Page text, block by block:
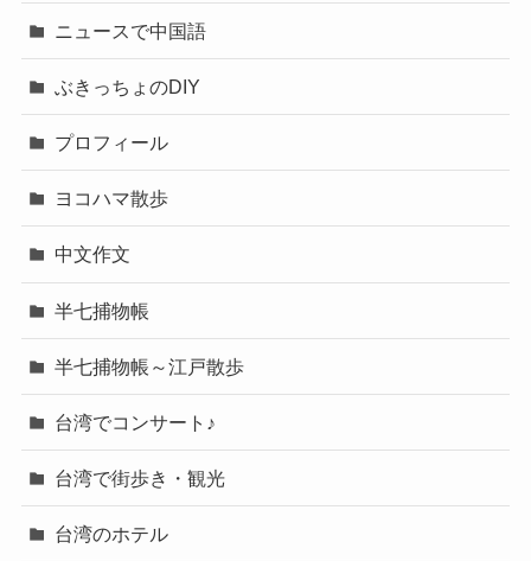
ニュースで中国語
ぶきっちょのDIY
プロフィール
ヨコハマ散歩
中文作文
半七捕物帳
半七捕物帳～江戸散歩
台湾でコンサート♪
台湾で街歩き・観光
台湾のホテル